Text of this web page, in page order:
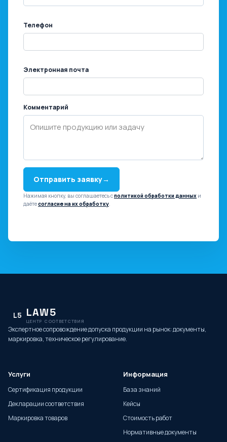
Телефон
Электронная почта
Комментарий
Отправить заявку→
Нажимая кнопку, вы соглашаетесь сполитикой обработки данных и
даётесогласие на их обработку.
L5 LAW5
ЦЕНТР СООТВЕТСТВИЯ
Экспертное сопровождение допуска продукции на рынок: документы,
маркировка, техническое регулирование.
Услуги
Сертификация продукции
Декларации соответствия
Маркировка товаров
Информация
База знаний
Кейсы
Стоимость работ
Нормативные документы